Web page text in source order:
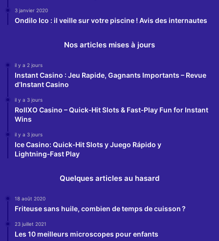
3 janvier 2020
Ondilo Ico : il veille sur votre piscine ! Avis des internautes
Nos articles mises à jours
il y a 2 jours
Instant Casino : Jeu Rapide, Gagnants Importants – Revue
d’Instant Casino
il y a 3 jours
RollXO Casino – Quick‑Hit Slots & Fast‑Play Fun for Instant
Wins
il y a 3 jours
Ice Casino: Quick‑Hit Slots y Juego Rápido y
Lightning‑Fast Play
Quelques articles au hasard
18 août 2020
Friteuse sans huile, combien de temps de cuisson ?
23 juillet 2021
Les 10 meilleurs microscopes pour enfants